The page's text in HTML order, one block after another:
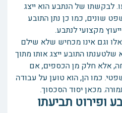
לבקשתו של הנתבע הוא ייצג
שונים, כמו כן נתן התובע
מקצועי לנתבע.
וגם אינו מכחיש שלא שילם
שלטענתו התובע ייצג אותו מתוך
אלא חלק מן הכספים, אם
כמו הן, הוא טוען על עבודה
מכאן יסוד הסכסוך.
תביעתו